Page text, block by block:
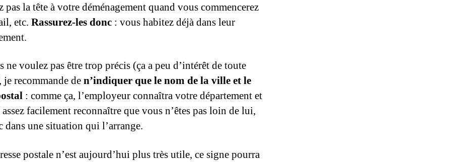
pas la tête à votre déménagement quand vous commencerez
etc. Rassurez-les donc : vous habitez déjà dans leur
ne voulez pas être trop précis (ça a peu d’intérêt de toute
je recommande den’indiquer que le nom de la ville et le
: comme ça, l’employeur connaîtra votre département et
facilement reconnaître que vous n’êtes pas loin de lui,
dans une situation qui l’arrange.
postale n’est aujourd’hui plus très utile, ce signe pourra